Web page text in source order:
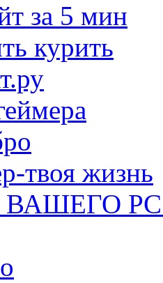
за 5 мин
курить
твоя жизнь
ВАШЕГО